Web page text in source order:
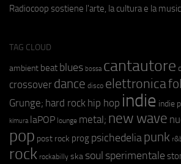
Radiocoop sostiene l'arte, la cultura e la
TAG CLOUD
ambient beat blues bossa cantautore
crossover dance disco elettronica
Grunge; hard rock hip hop indie indie
kimura laPOP lounge metal; new wave
pop post rock prog psichedeliapunk
rock rockabilly ska soul sperimentale